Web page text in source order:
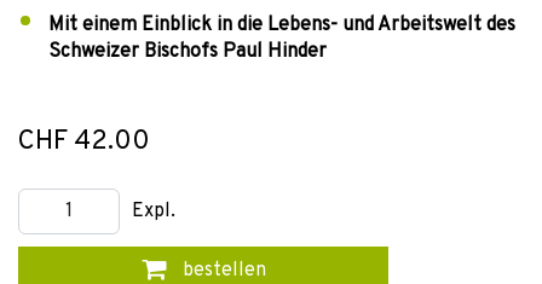
Mit einem Einblick in die Lebens- und Arbeitswelt des
Schweizer Bischofs Paul Hinder
CHF 42.00
Expl.
bestellen